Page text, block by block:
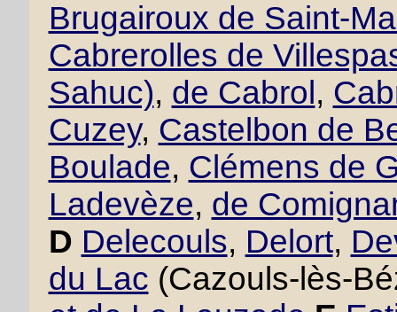
Brugairoux de Saint-
Cabrerolles de
Sahuc), de Cabrol ,
Cuzey, Castelbon de
Boulade, Clémens de
Ladevèze, de
D Delecouls, Delort,
du Lac (Cazouls-lès-